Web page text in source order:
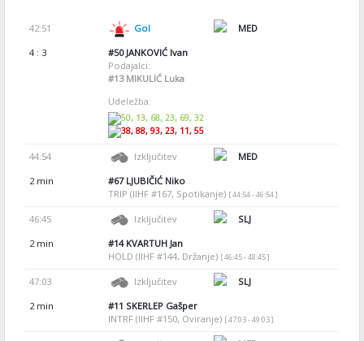
42:51 Gol
MED
4 : 3
#50JANKOVIĆ Ivan
Podajalci:
#13MIKULIĆ Luka
Udeležba:
50, 13, 68, 23, 69, 32
38, 88, 93, 23, 11, 55
44:54 Izključitev
MED
2 min
#67LJUBIČIĆ Niko
TRIP (IIHF #167, Spotikanje) [ 44:54 - 46:54 ]
46:45 Izključitev
SLJ
2 min
#14KVARTUH Jan
HOLD (IIHF #144, Držanje) [ 46:45 - 48:45 ]
47:03 Izključitev
SLJ
2 min
#11 SKERLEP Gašper
INTRF (IIHF #150, Oviranje) [ 47:03 - 49:03 ]